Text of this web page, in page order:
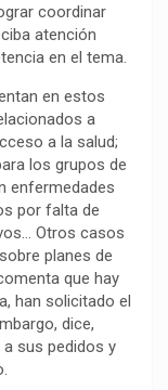
coordinar
atención
en el tema.
en estos
a
a la salud;
los grupos de
enfermedades
por falta de
Otros casos
planes de
que hay
han solicitado el
dice,
sus pedidos y